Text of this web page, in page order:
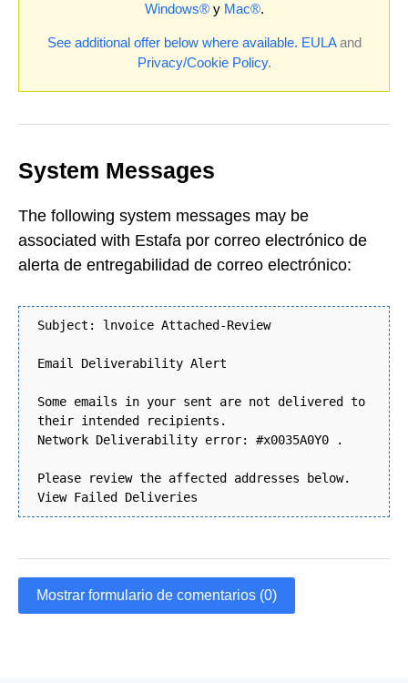
Windows®y Mac®.
See additional offer below where available. EULAand
Privacy/Cookie Policy.
System Messages
The following system messages may be
associated with Estafa por correo electrónico de
alerta de entregabilidad de correo electrónico:
Subject: lnvoice Attached-Review
Email Deliverability Alert
Some emails in your sent are not delivered to
their intended recipients.
Network Deliverability error: #x0035A0Y0 .
Please review the affected addresses below.
View Failed Deliveries
Mostrar formulario de comentarios (0)